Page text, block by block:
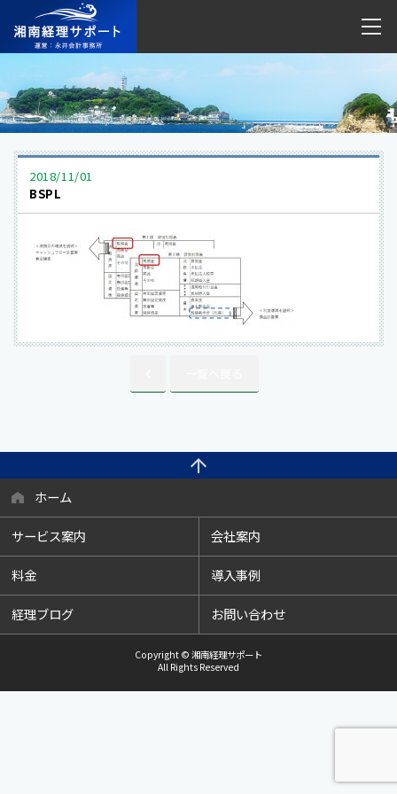
2018/11/01
BSPL
ホーム
サービス案内 会社案内
料金 導入事例
経理ブログ お問い合わせ
Copyright © 湘南経理サポート
All Rights Reserved